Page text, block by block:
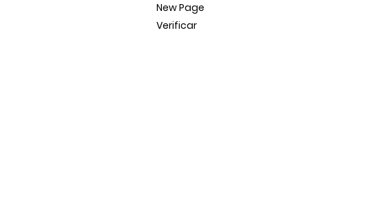
New Page
Verificar